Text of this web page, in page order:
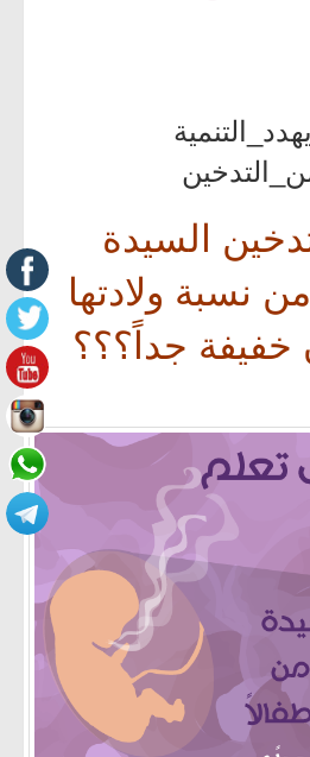
السيدة
نسبة ولادتها
خفيفة جداً؟؟؟